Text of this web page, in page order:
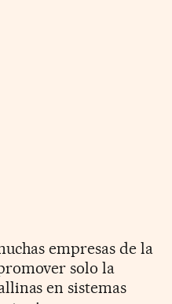
empresas de la
solo la
en sistemas